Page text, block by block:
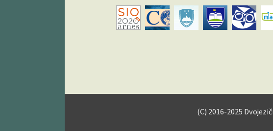
(C) 2016-2025